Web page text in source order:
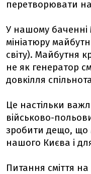
перетворювати
У нашому баченні
мініатюру
світу). Майбутня
не як генератор
довкілля
Це настільки
військово-
зробити дещо, що
нашого Києва і
Питання сміття